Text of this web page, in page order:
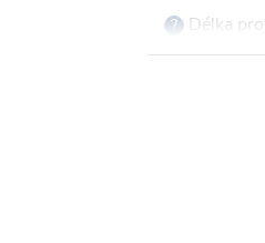
? Délka